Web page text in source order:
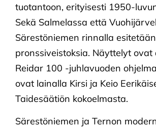
tuotantoon, erityisesti 1950-
Sekä Salmelassa että
Särestöniemen rinnalla
pronssiveistoksia. Näyttelyt ovat
Reidar 100 -juhlavuoden
ovat lainalla Kirsi ja Keio
Taidesäätiön kokoelmasta.
Särestöniemen ja Ternon